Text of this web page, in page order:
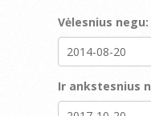
Vėlesnius negu:
Ir ankstesnius